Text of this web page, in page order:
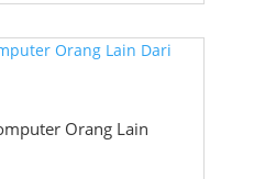
Orang Lain